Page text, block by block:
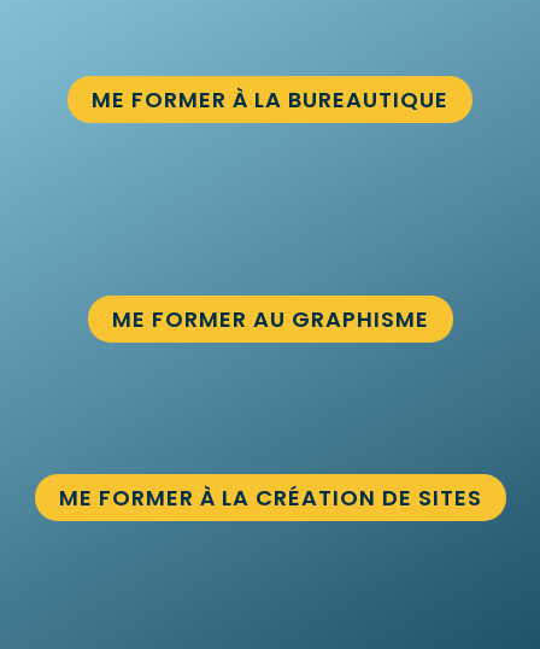
ME FORMER À LA BUREAUTIQUE
ME FORMER AU GRAPHISME
ME FORMER À LA CRÉATION DE SITES